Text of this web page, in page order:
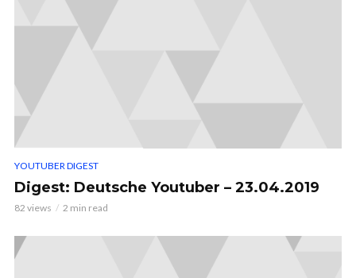
YOUTUBER DIGEST
Digest: Deutsche Youtuber – 23.04.2019
82 views 2 min read